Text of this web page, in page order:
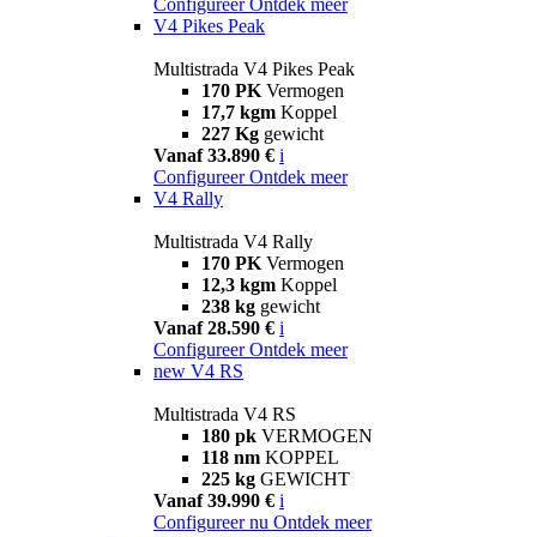
V4 Pikes Peak
Multistrada V4 Pikes Peak
170 PK Vermogen
17,7 kgm Koppel
227 Kg gewicht
Vanaf 33.890 € i
Configureer Ontdek meer
V4 Rally
Multistrada V4 Rally
170 PK Vermogen
12,3 kgm Koppel
238 kg gewicht
Vanaf 28.590 € i
Configureer Ontdek meer
new V4 RS
Multistrada V4 RS
180 pk VERMOGEN
118 nm KOPPEL
225 kg GEWICHT
Vanaf 39.990 € i
Configureer nu Ontdek meer